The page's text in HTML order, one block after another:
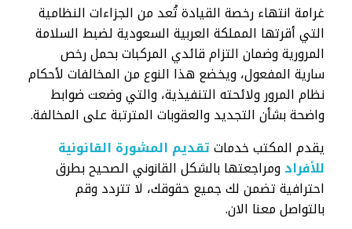
غرامة انتهاء رخصة القيادة تُعد من الجزاءات النظامية
التي أقرتها المملكة العربية السعودية لضبط السلامة
المرورية وضمان التزام قائدي المركبات بحمل رخص
سارية المفعول، ويخضع هذا النوع من المخالفات لأحكام
نظام المرور ولائحته التنفيذية، والتي وضعت ضوابط
واضحة بشأن التجديد والعقوبات المترتبة على المخالفة.
يقدم المكتب خدماتتقديم المشورة القانونية
للأفرادومراجعتها بالشكل القانوني الصحيح بطرق
احترافية تضمن لك جميع حقوقك، لا تتردد وقم
بالتواصل معنا الان.